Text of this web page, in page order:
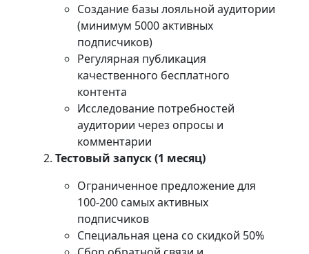
Создание базы лояльной аудитории
(минимум 5000 активных
подписчиков)
Регулярная публикация
качественного бесплатного
контента
Исследование потребностей
аудитории через опросы и
комментарии
Тестовый запуск (1 месяц)
Ограниченное предложение для
100-200 самых активных
подписчиков
Специальная цена со скидкой 50%